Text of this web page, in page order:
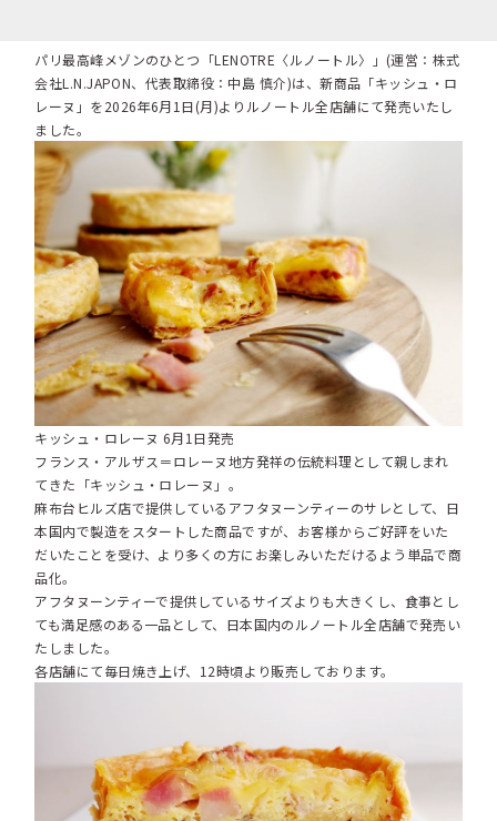
パリ最高峰メゾンのひとつ「LENOTRE〈ルノートル〉」(運営：株式
会社L.N.JAPON、代表取締役：中島 慎介)は、新商品「キッシュ・ロ
レーヌ」を2026年6月1日(月)よりルノートル全店舗にて発売いたし
ました。
キッシュ・ロレーヌ 6月1日発売
フランス・アルザス＝ロレーヌ地方発祥の伝統料理として親しまれ
てきた「キッシュ・ロレーヌ」。
麻布台ヒルズ店で提供しているアフタヌーンティーのサレとして、日
本国内で製造をスタートした商品ですが、お客様からご好評をいた
だいたことを受け、より多くの方にお楽しみいただけるよう単品で商
品化。
アフタヌーンティーで提供しているサイズよりも大きくし、食事とし
ても満足感のある一品として、日本国内のルノートル全店舗で発売い
たしました。
各店舗にて毎日焼き上げ、12時頃より販売しております。